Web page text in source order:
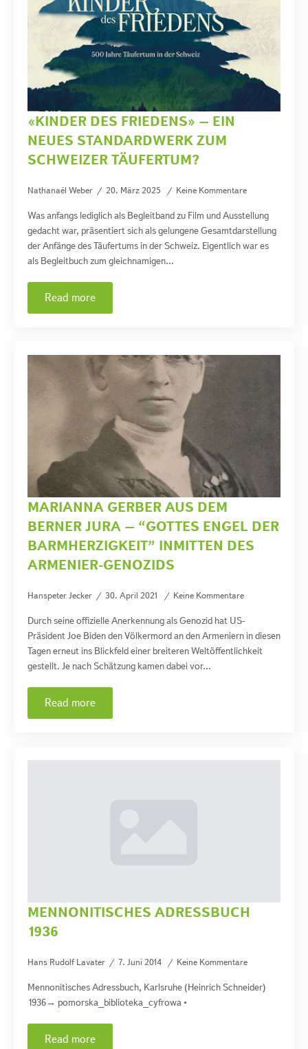
«KINDER DES FRIEDENS» – EIN
NEUES STANDARDWERK ZUM
SCHWEIZER TÄUFERTUM?
Nathanaël Weber 20. März 2025 Keine Kommentare
Was anfangs lediglich als Begleitband zu Film und Ausstellung
gedacht war, präsentiert sich als gelungene Gesamtdarstellung
der Anfänge des Täufertums in der Schweiz. Eigentlich war es
als Begleitbuch zum gleichnamigen…
Read more
MARIANNA GERBER AUS DEM
BERNER JURA – “GOTTES ENGEL DER
BARMHERZIGKEIT” INMITTEN DES
ARMENIER-GENOZIDS
Hanspeter Jecker 30. April 2021 Keine Kommentare
Durch seine offizielle Anerkennung als Genozid hat US-
Präsident Joe Biden den Völkermord an den Armeniern in diesen
Tagen erneut ins Blickfeld einer breiteren Weltöffentlichkeit
gestellt. Je nach Schätzung kamen dabei vor…
Read more
MENNONITISCHES ADRESSBUCH
1936
Hans Rudolf Lavater 7. Juni 2014 Keine Kommentare
Mennonitisches Adressbuch, Karlsruhe (Heinrich Schneider)
1936→ pomorska_biblioteka_cyfrowa •
Read more